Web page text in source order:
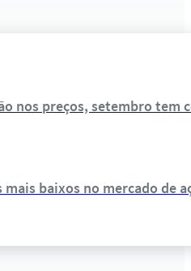
nos preços, setembro
baixos no mercado de